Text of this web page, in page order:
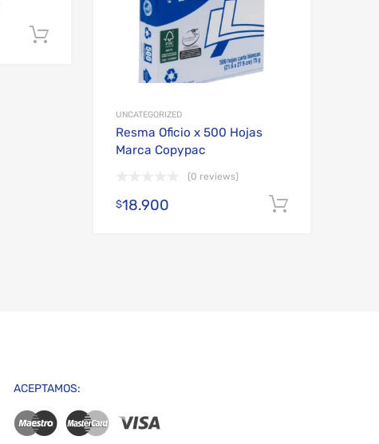
Añadir al carrito
UNCATEGORIZED
Resma Oficio x 500 Hojas
Marca Copypac
(0 reviews)
$18.900
ACEPTAMOS: